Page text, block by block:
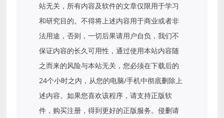
站无关，所有内容及软件的文章仅限用于学习
和研究目的。不得将上述内容用于商业或者非
法用途，否则，一切后果请用户自负，我们不
保证内容的长久可用性，通过使用本站内容随
之而来的风险与本站无关，您必须在下载后的
24个小时之内，从您的电脑/手机中彻底删除上
述内容。如果您喜欢该程序，请支持正版软
件，购买注册，得到更好的正版服务。侵删请